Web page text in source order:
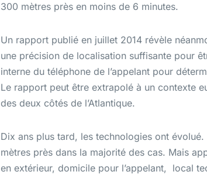
300 mètres près en moins de 6 minutes.
Un rapport publié en juillet 2014 révèle
une précision de localisation suffisante pour
interne du téléphone de l’appelant pour
Le rapport peut être extrapolé à un contexte
des deux côtés de l’Atlantique.
Dix ans plus tard, les technologies ont
mètres près dans la majorité des cas. Mais
en extérieur, domicile pour l’appelant, local